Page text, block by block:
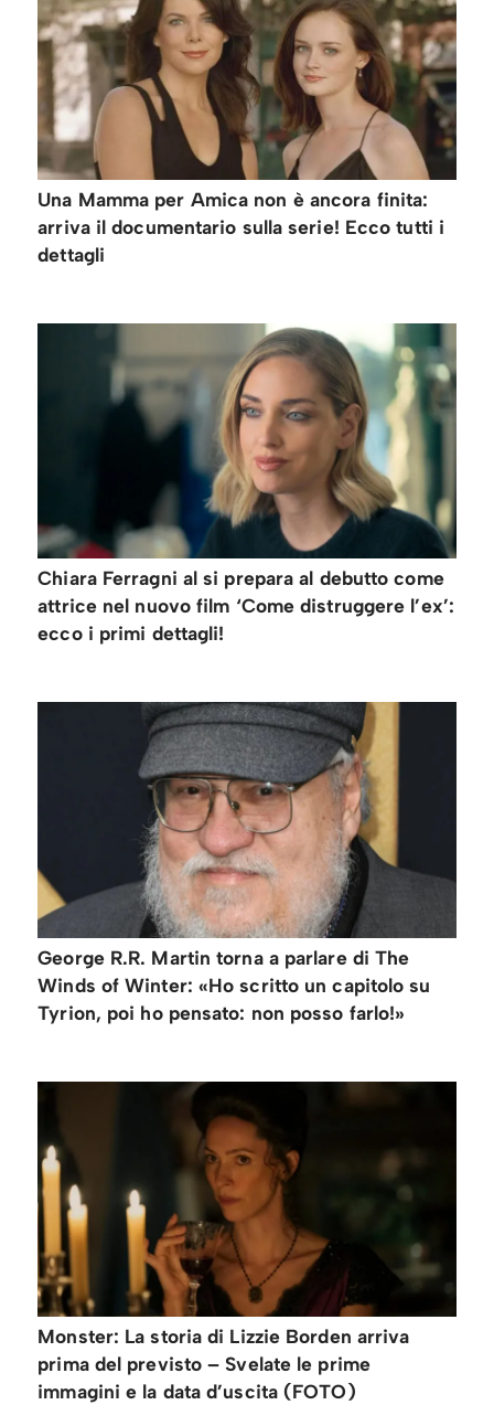
Una Mamma per Amica non è ancora finita:
arriva il documentario sulla serie! Ecco tutti i
dettagli
Chiara Ferragni al si prepara al debutto come
attrice nel nuovo film ‘Come distruggere l’ex’:
ecco i primi dettagli!
George R.R. Martin torna a parlare di The
Winds of Winter: «Ho scritto un capitolo su
Tyrion, poi ho pensato: non posso farlo!»
Monster: La storia di Lizzie Borden arriva
prima del previsto – Svelate le prime
immagini e la data d’uscita (FOTO)